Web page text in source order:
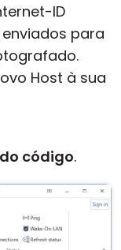
ID
para
Host à sua
código.